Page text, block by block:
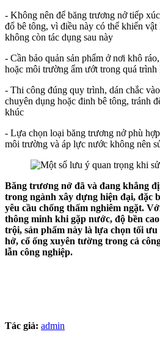
- Không nên để băng trương nở tiếp
đổ bê tông, vì điều này có thể khiến
không còn tác dụng sau này
- Cần bảo quản sản phẩm ở nơi khô
hoặc môi trường ẩm ướt trong quá
- Thi công đúng quy trình, dán chắc
chuyên dụng hoặc đinh bê tông, tránh
khúc
- Lựa chọn loại băng trương nở phù
môi trường và áp lực nước không nên
Băng trương nở đã và đang khẳng
trong ngành xây dựng hiện đại, đặc
yêu cầu chống thấm nghiêm ngặt.
thông minh khi gặp nước, độ bền
trội, sản phẩm này là lựa chọn tối
hở, cổ ống xuyên tường trong cả
lẫn công nghiệp.
Tác giả: admin